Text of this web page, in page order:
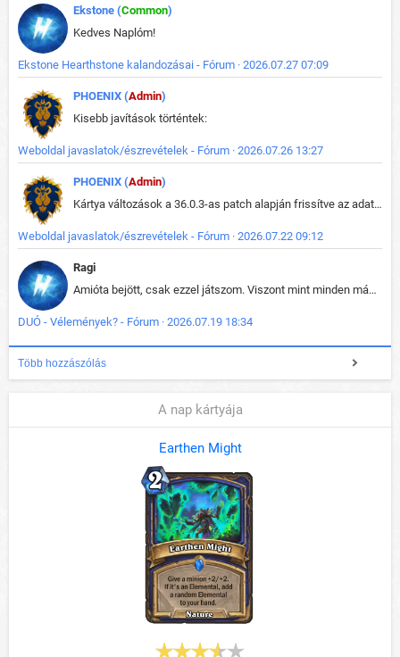
Ekstone (Common)
Kedves Naplóm!
Ekstone Hearthstone kalandozásai - Fórum · 2026.07.27 07:09
PHOENIX (Admin)
Kisebb javítások történtek:
Weboldal javaslatok/észrevételek - Fórum · 2026.07.26 13:27
PHOENIX (Admin)
Kártya változások a 36.0.3-as patch alapján frissítve az adatbázisban (képek is cserélve).
Weboldal javaslatok/észrevételek - Fórum · 2026.07.22 09:12
Ragi
Amióta bejött, csak ezzel játszom. Viszont mint minden más - akár az alapjáték is, ez is baromira összetett lett. Néha már pár kör után is esélytelen az egész. Vagy irreállisan túltápol valaki, vagy lelép a partner, vagy csak hülye mint a segg. És amikor eljönne az én időm, na akkor jön el mindenki másé is. Engem jobban érdekelne, hogy ki milyen ratingen szokott játszani. Na ez lenne egy érdekes adat.
DUÓ - Vélemények? - Fórum · 2026.07.19 18:34
Több hozzászólás
A nap kártyája
Earthen Might